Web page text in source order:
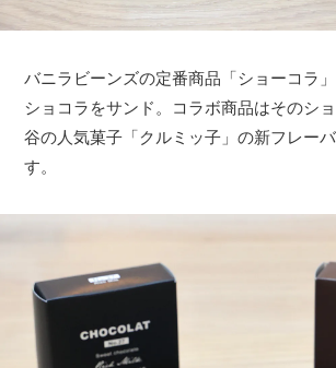
バニラビーンズの定番商品「ショーコラ
ショコラをサンド。コラボ商品はそのシ
谷の人気菓子「クルミッ子」の新フレー
す。